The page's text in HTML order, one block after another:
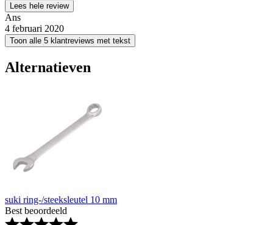
Lees hele review
Ans
4 februari 2020
Toon alle 5 klantreviews met tekst
Alternatieven
suki ring-/steeksleutel 10 mm
Best beoordeeld